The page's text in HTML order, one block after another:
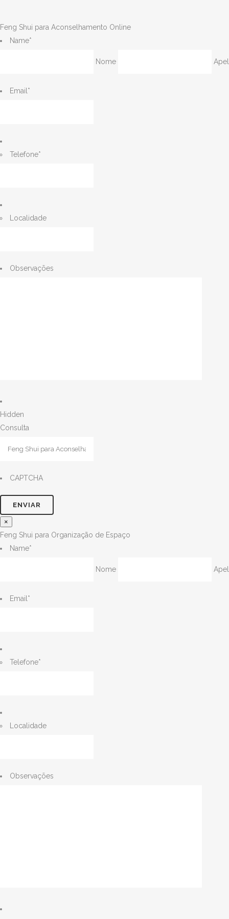
Feng Shui para Aconselhamento Online
Name*
Nome
Email *
Telefone*
Localidade
Observações
Hidden
Consulta
CAPTCHA
×
Feng Shui para Organização de Espaço
Name*
Nome
Email *
Telefone*
Localidade
Observações